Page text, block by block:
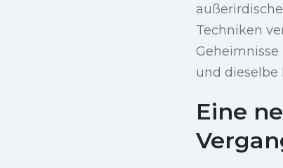
Techniken
und dieselbe
Eine